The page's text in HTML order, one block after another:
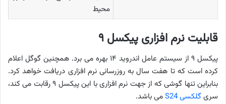
محیط
قابلیت نرم افزاری پیکسل ۹
پیکسل ۹ از سیستم عامل اندروید ۱۴ بهره می برد. همچنین گوگل اعلام
کرده است که تا هفت سال به روزرسانی نرم افزاری دریافت خواهد کرد.
بنابراین تنها گوشی که از جهت نرم افزاری با این پیکسل ۹ رقابت می کند،
سریگلکسی S24 می باشد.